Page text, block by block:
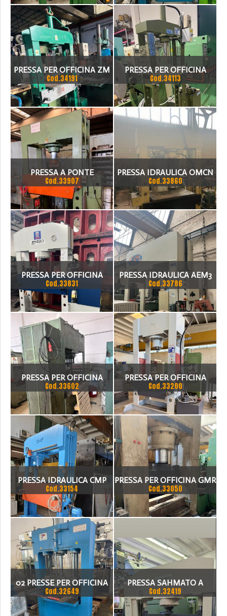
PRESSA PER OFFICINA ZM
Cod.34191
PRESSA PER OFFICINA
OMCN 10 TON
Cod.34113
PRESSA A PONTE
IDRAULICA 150 TON
Cod.33907
PRESSA IDRAULICA OMCN
TON 100
Cod.33860
PRESSA PER OFFICINA
ADRIA DPM 1070-100
Cod.33831
PRESSA IDRAULICA AEM3
200 TON
Cod.33786
PRESSA PER OFFICINA
IDRAULICA 50 TON
Cod.33602
PRESSA PER OFFICINA
IDRAULICA OMCN 200 TON
Cod.33200
PRESSA IDRAULICA CMP
200 TON
Cod.33154
PRESSA PER OFFICINA GMR
TON 350
Cod.33050
02 PRESSE PER OFFICINA
SICMI 40 TON
Cod.32649
PRESSA SAHMATO A
PONTE IDRAULICA 150 TON
Cod.32419